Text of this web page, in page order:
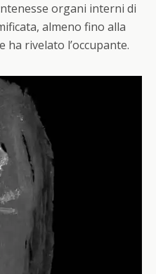
organi interni di
almeno fino alla
ha rivelato l’occupante.